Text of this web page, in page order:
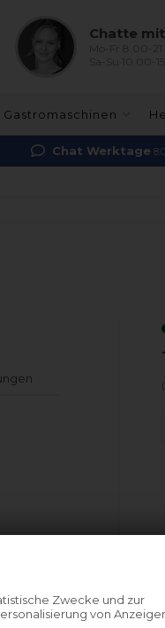
Zwecke und zur
von
Chatte
Gastromaschinen
Chat Werktage